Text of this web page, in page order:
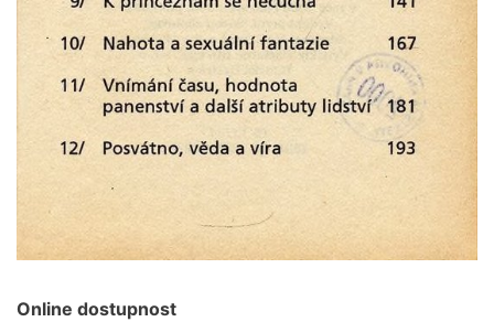
Online dostupnost